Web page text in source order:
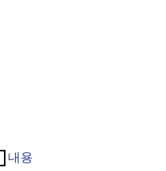
내용